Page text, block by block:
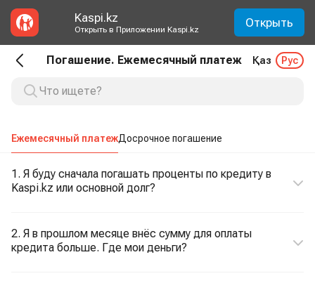
Kaspi.kz
Открыть в Приложении Kaspi.kz Открыть
Погашение. Ежемесячный платеж Қаз Рус
Ежемесячный платежДосрочное погашение
1. Я буду сначала погашать проценты по кредиту в
Kaspi.kz или основной долг?
2. Я в прошлом месяце внёс сумму для оплаты
кредита больше. Где мои деньги?